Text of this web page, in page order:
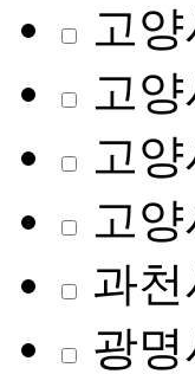
고양
고
고
고
과천
광명